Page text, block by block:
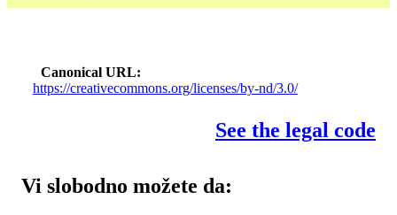
Canonical URL
https://creativecommons.org/licenses/by-nd/3.0/
See the legal code
Vi slobodno možete da: